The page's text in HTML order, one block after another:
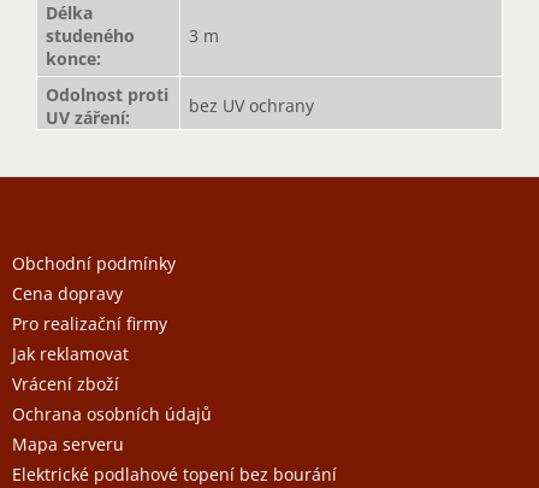
Délka
studeného
konce:
3 m
Odolnost proti
UV záření:
bez UV ochrany
Z
aObchodní podmínky
Cena dopravy
Pro realizační firmy
Jak reklamovat
Vrácení zboží
Ochrana osobních údajů
Mapa serveru
Elektrické podlahové topení bez bourání